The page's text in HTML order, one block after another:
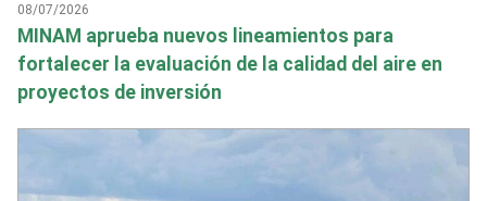
08/07/2026
MINAM aprueba nuevos lineamientos para
fortalecer la evaluación de la calidad del aire en
proyectos de inversión